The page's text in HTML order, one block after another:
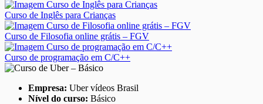
Curso de Inglês para Crianças
Curso de Filosofia online grátis – FGV
Curso de programação em C/C++
Empresa: Uber vídeos Brasil
Nível do curso: Básico